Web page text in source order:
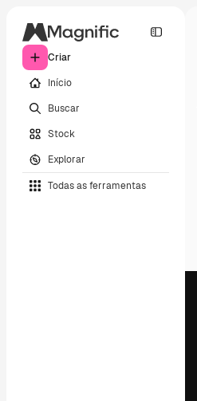
Criar
Início
Buscar
Stock
Explorar
Todas as ferramentas